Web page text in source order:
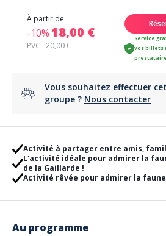
À partir de
-10%18,00 €
PVC :20,00 €
Service
vos billets
prestataire
Vous souhaitez effectuer
groupe ? Nous contacter
Activité à partager entre amis,
L'activité idéale pour admirer la
de la Gaillarde !
Activité rêvée pour admirer la
Au programme